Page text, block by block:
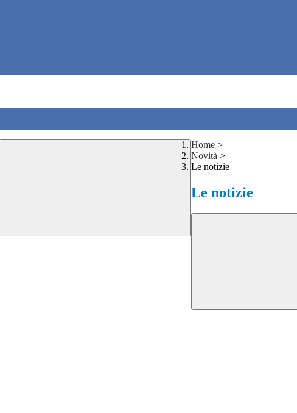
Home >
Novità >
Le notizie
Le notizie